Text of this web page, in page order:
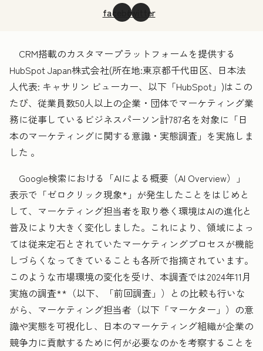
facebooktwitter
CRM搭載のカスタマープラットフォームを提供する
HubSpot Japan株式会社(所在地:東京都千代田区、日本法
人代表: キャサリン ビューカー、以下「HubSpot」)はこの
たび、従業員数50人以上の企業・団体でマーケティング業
務に従事しているビジネスパーソン計787名を対象に「日
本のマーケティングに関する意識・実態調査」を実施しま
した 。
Google検索における「AIによる概要（AI Overview）」
表示で「ゼロクリック現象*」が発生したことをはじめと
して、マーケティング担当者を取り巻く環境はAIの進化と
普及により大きく変化しました。これにより、領域によっ
ては従来定石とされていたマーケティングプロセスが機能
しづらくなってきていることも各所で指摘されています。
このような市場環境の変化を受け、本調査では2024年11月
実施の調査**（以下、「前回調査」）との比較も行いな
がら、マーケティング担当者（以下「マーケター」）の意
識や実態を可視化し、日本のマーケティング組織が企業の
競争力に貢献するために何が必要なのかを考察することを